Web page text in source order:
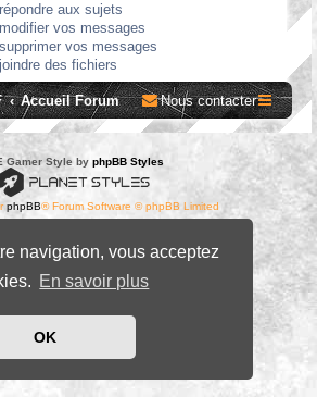
navigation, vous acceptez
En savoir plus
OK
répondre aux sujets
modifier vos messages
supprimer vos messages
joindre des fichiers
Accueil Forum Nous contacter
Gamer Style by phpBB Styles
phpBB® Forum Software © phpBB Limited
Confidentialité|